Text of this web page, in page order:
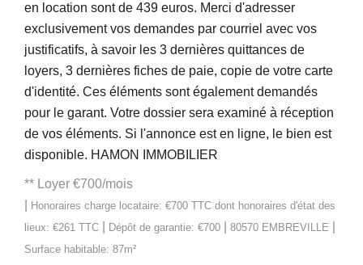
en location sont de 439 euros. Merci d'adresser
exclusivement vos demandes par courriel avec vos
justificatifs, à savoir les 3 dernières quittances de
loyers, 3 dernières fiches de paie, copie de votre carte
d'identité. Ces éléments sont également demandés
pour le garant. Votre dossier sera examiné à réception
de vos éléments. Si l'annonce est en ligne, le bien est
disponible. HAMON IMMOBILIER
** Loyer €700/mois
Honoraires charge locataire: €700 TTC dont honoraires d'état des
lieux: €261 TTC
Dépôt de garantie: €700 80570 EMBREVILLE
Surface habitable: 87m²